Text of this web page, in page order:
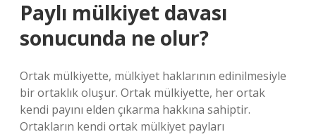
Paylı mülkiyet davası
sonucunda ne olur?
Ortak mülkiyette, mülkiyet haklarının edinilmesiyle
bir ortaklık oluşur. Ortak mülkiyette, her ortak
kendi payını elden çıkarma hakkına sahiptir.
Ortakların kendi ortak mülkiyet payları